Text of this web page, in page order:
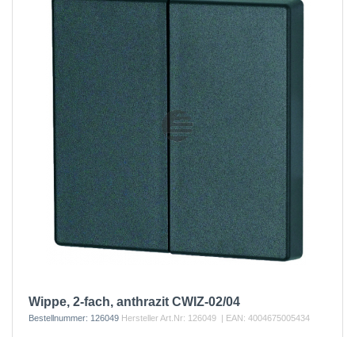
Wippe, 2-fach, anthrazit CWIZ-02/04
Bestellnummer: 126049 Hersteller Art.Nr: 126049 | EAN: 4004675005434